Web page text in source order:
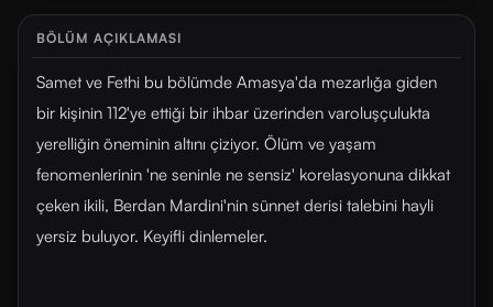
BÖLÜM AÇIKLAMASI
Samet ve Fethi bu bölümde Amasya'da mezarlığa giden
bir kişinin 112'ye ettiği bir ihbar üzerinden varoluşçulukta
yerelliğin öneminin altını çiziyor. Ölüm ve yaşam
fenomenlerinin 'ne seninle ne sensiz' korelasyonuna dikkat
çeken ikili, Berdan Mardini'nin sünnet derisi talebini hayli
yersiz buluyor. Keyifli dinlemeler.